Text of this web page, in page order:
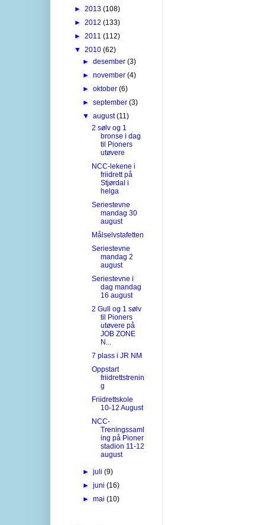
► 2013 (108)
► 2012 (133)
► 2011 (112)
▼ 2010 (62)
►desember(3)
►november(4)
►oktober(6)
►september(3)
▼august(11)
2 sølv og 1
bronse i dag
til Pioners
utøvere
NCC-lekene i
friidrett på
Stjørdal i
helga
Seriestevne
mandag 30
august
Målselvstafetten
Seriestevne
mandag 2
august
Seriestevne i
dag mandag
16 august
2 Gull og 1 sølv
til Pioners
utøvere på
JOB ZONE
N...
7 plass i JR NM
Oppstart
friidrettstrenin
g
Friidrettskole
10-12 August
NCC-
Treningssaml
ing på Pioner
stadion 11-12
august
►juli(9)
►juni(16)
►mai(10)